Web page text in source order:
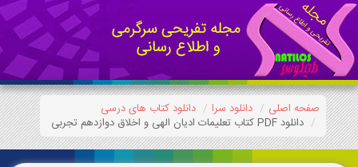
صفحه اصلی دانلود سرا
دانلود کتاب های درسی
دانلود PDF کتاب تعلیمات ادیان الهی و اخلاق دوازدهم تجربی